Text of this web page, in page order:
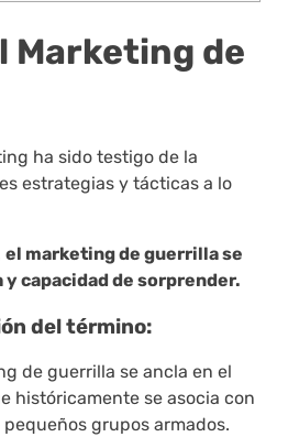
Marketing de
ha sido testigo de la
estrategias y tácticas a lo
el marketing de guerrilla se
y capacidad de sorprender.
del término:
de guerrilla se ancla en el
históricamente se asocia con
grupos armados.